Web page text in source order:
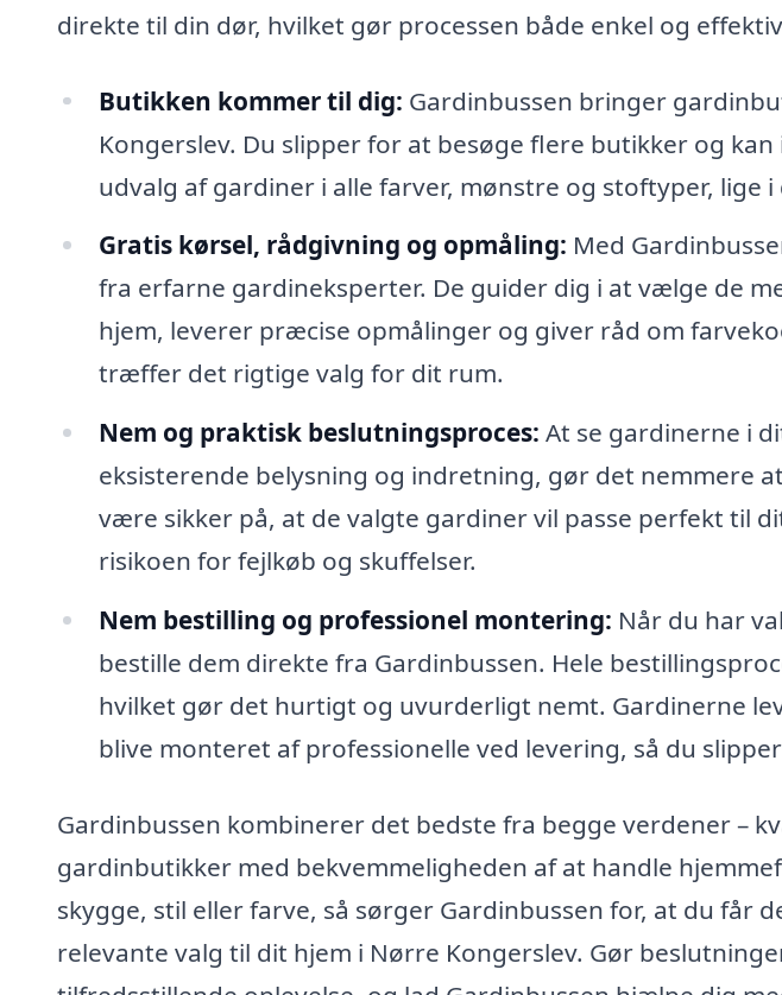
direkte til din dør, hvilket gør processen både enkel og
Butikken kommer til dig: Gardinbussen bringer
Kongerslev. Du slipper for at besøge flere butikker og
udvalg af gardiner i alle farver, mønstre og stoftyper, lige i
Gratis kørsel, rådgivning og opmåling: Med
fra erfarne gardineksperter. De guider dig i at vælge de
hjem, leverer præcise opmålinger og giver råd om
træffer det rigtige valg for dit rum.
Nem og praktisk beslutningsproces: At se gardinerne i
eksisterende belysning og indretning, gør det nemmere
være sikker på, at de valgte gardiner vil passe perfekt til
risikoen for fejlkøb og skuffelser.
Nem bestilling og professionel montering: Når du har
bestille dem direkte fra Gardinbussen. Hele
hvilket gør det hurtigt og uvurderligt nemt. Gardinerne
blive monteret af professionelle ved levering, så du
Gardinbussen kombinerer det bedste fra begge verdener –
gardinbutikker med bekvemmeligheden af at handle
skygge, stil eller farve, så sørger Gardinbussen for, at du får
relevante valg til dit hjem i Nørre Kongerslev. Gør